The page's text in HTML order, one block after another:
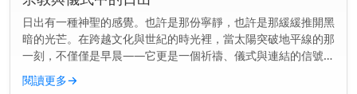
日出有一種神聖的感覺。也許是那份寧靜，也許是那緩緩推開黑
暗的光芒。在跨越文化與世紀的時光裡，當太陽突破地平線的那
一刻，不僅僅是早晨——它更是一個祈禱、儀式與連結的信號。
主要見解： 日出長久以來標誌著許多宗教中的神聖時刻，用於
祈禱、供奉和慶...
閱讀更多→